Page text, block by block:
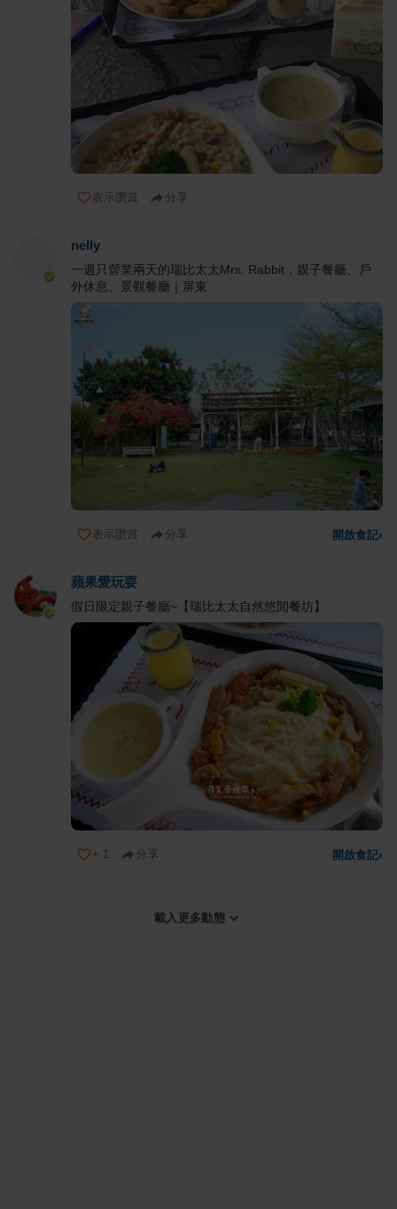
表示讚賞 分享
nelly
一週只營業兩天的瑞比太太Mrs. Rabbit，親子餐廳、戶
外休息、景觀餐廳｜屏東
表示讚賞 分享 開啟食記›
蘋果愛玩耍
假日限定親子餐廳~【瑞比太太自然悠閒餐坊】
+ 1 分享 開啟食記›
載入更多動態